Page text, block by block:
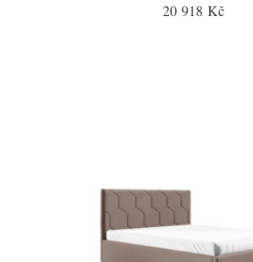
20 918 Kč